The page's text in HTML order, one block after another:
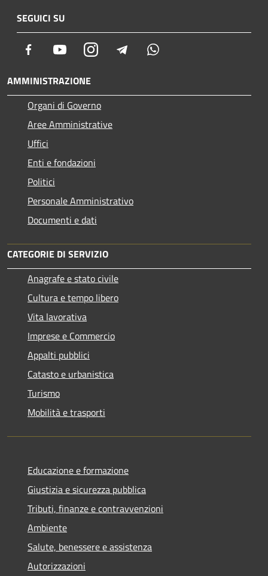
SEGUICI SU
Facebook YoutubeInstagram Telegram
AMMINISTRAZIONE
Organi di Governo
Aree Amministrative
Uffici
Enti e fondazioni
Politici
Personale Amministrativo
Documenti e dati
CATEGORIE DI SERVIZIO
Anagrafe e stato civile
Cultura e tempo libero
Vita lavorativa
Imprese e Commercio
Appalti pubblici
Catasto e urbanistica
Turismo
Mobilità e trasporti
Educazione e formazione
Giustizia e sicurezza pubblica
Tributi, finanze e contravvenzioni
Ambiente
Salute, benessere e assistenza
Autorizzazioni